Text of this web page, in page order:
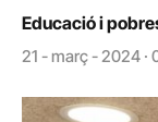
Educació i
21 - març - 2024 ·